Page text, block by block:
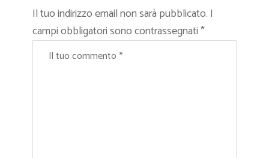
Il tuo indirizzo email non sarà pubblicato. I
campi obbligatori sono contrassegnati*